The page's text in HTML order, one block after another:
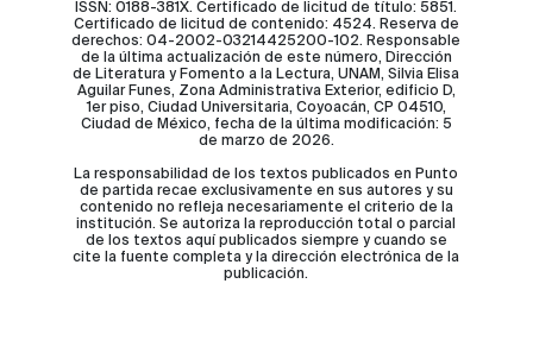
ISSN: 0188-381X. Certificado de licitud de título: 5851.
Certificado de licitud de contenido: 4524. Reserva de
derechos: 04-2002-03214425200-102. Responsable
de la última actualización de este número, Dirección
de Literatura y Fomento a la Lectura, UNAM, Silvia Elisa
Aguilar Funes, Zona Administrativa Exterior, edificio D,
1er piso, Ciudad Universitaria, Coyoacán, CP 04510,
Ciudad de México, fecha de la última modificación: 5
de marzo de 2026.
La responsabilidad de los textos publicados en Punto
de partida recae exclusivamente en sus autores y su
contenido no refleja necesariamente el criterio de la
institución. Se autoriza la reproducción total o parcial
de los textos aquí publicados siempre y cuando se
cite la fuente completa y la dirección electrónica de la
publicación.